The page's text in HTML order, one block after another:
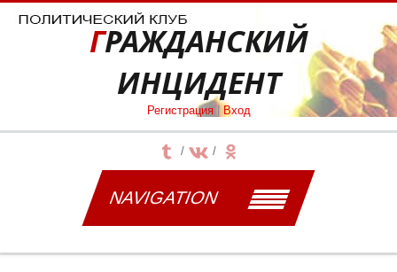
ГРАЖДАНСКИЙ
ИНЦИДЕНТ
Регистрация Вход
NAVIGATION